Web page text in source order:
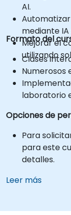
AI.
mediante
Mejorar el
utilizando
Formato del
Clases
Numerosos
laboratorio
Opciones de
Para
para este
detalles.
Leer más